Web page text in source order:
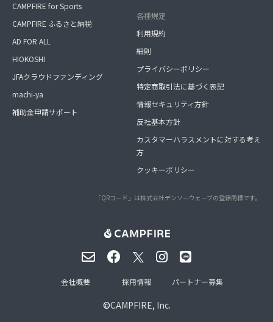
CAMPFIRE for Sports
CAMPFIRE ふるさと納税
AD FOR ALL
HIOKOSHI
JFAクラウドファンディング
machi-ya
補助金申請サポート
各種規定
利用規約
細則
プライバシーポリシー
特定商取引法に基づく表記
情報セキュリティ方針
反社基本方針
カスタマーハラスメントに対する考え
方
クッキーポリシー
「QRコード」は株式会社デンソーウェーブの登録商標です。
©CAMPFIRE, Inc.
会社概要 採用情報 パートナー募集